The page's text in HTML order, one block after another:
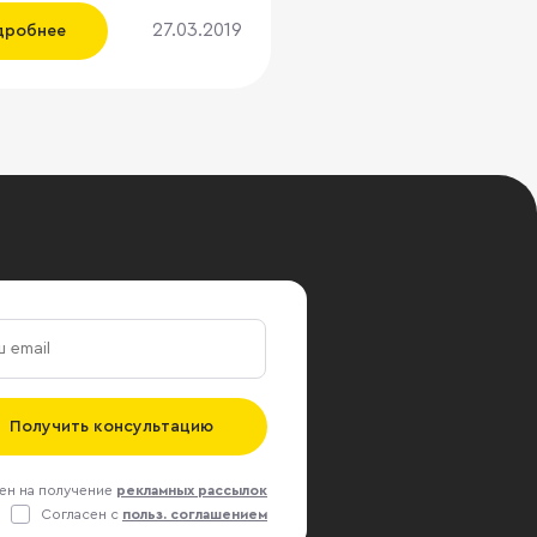
«Логистика
перезаГРУЗка» для
складской и
недвижимости
партнер
Александр Перфильев
27.03.2019
Получить консультацию
на получение рекламных рассылок
Согласен с польз. соглашением